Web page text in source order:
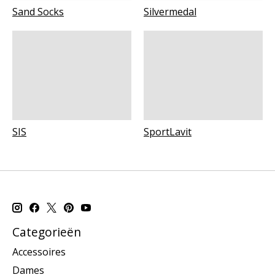
Sand Socks Silvermedal
SIS SportLavit
Categorieën
Accessoires
Dames